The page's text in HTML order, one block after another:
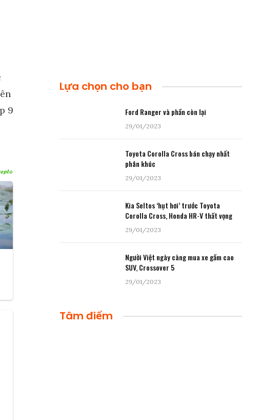
9
Lựa chọn cho bạn
Ford Ranger và phần còn lại
29/01/2023
Toyota Corolla Cross bán chạy nhất
phân khúc
29/01/2023
Kia Seltos ‘hụt hơi’ trước Toyota
Corolla Cross, Honda HR-V thất vọng
29/01/2023
Người Việt ngày càng mua xe gầm cao
SUV, Crossover 5
29/01/2023
Tâm điểm